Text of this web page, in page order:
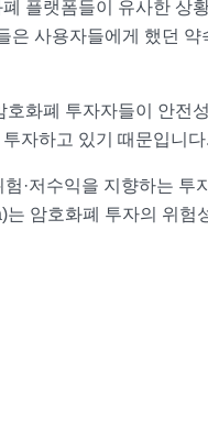
플랫폼들이 유사한 상
은 사용자들에게 했던 약
화폐 투자자들이 안전
자하고 있기 때문입니다.
·저수익을 지향하는 투
암호화폐 투자의 위험